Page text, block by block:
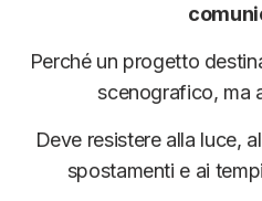
Perché un progetto
scenografico, ma
Deve resistere alla luce,
spostamenti e ai